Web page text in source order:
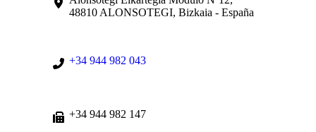
48810 ALONSOTEGI, Bizkaia - España
+34 944 982 043
+34 944 982 147